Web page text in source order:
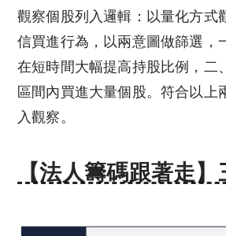
觀察個股列入邏輯：以量化方式
信買進行為，以兩意圖做篩選，
在短時間大幅提高持股比例，二
區間內買進大量個股。符合以上
入觀察。
【法人籌碼跟著走